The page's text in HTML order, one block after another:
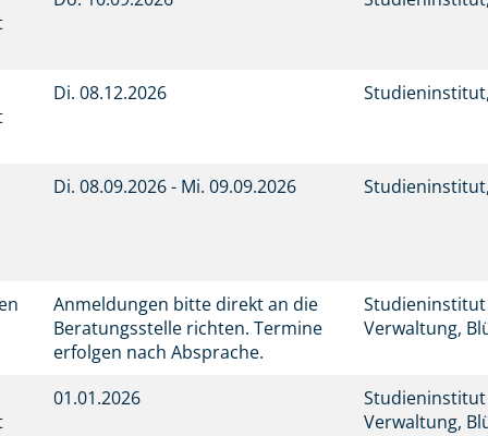
Di. 08.12.2026
Di. 08.09.2026 - Mi. 09.09.2026
Anmeldungen bitte direkt an die
Beratungsstelle richten. Termine
erfolgen nach Absprache.
Verwaltung,
01.01.2026
Verwaltung,